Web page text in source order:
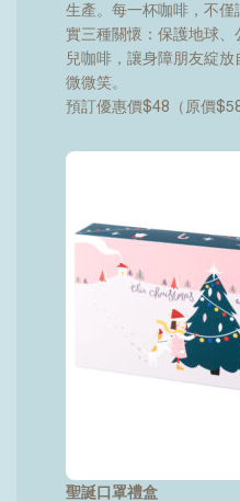
生產。每一杯咖啡，不
實三種關懷：保護地球
兒咖啡，讓身障朋友綻
微微笑。
預訂優惠價$48（原價
聖誕口罩禮盒